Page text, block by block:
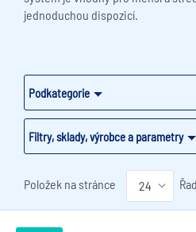
Podkategorie
Filtry, sklady, výrobce a parametry
jednoduchou dispozicí.
Položek na stránce